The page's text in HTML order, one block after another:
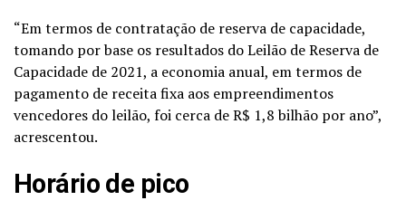
“Em termos de contratação de reserva de capacidade,
tomando por base os resultados do Leilão de Reserva de
Capacidade de 2021, a economia anual, em termos de
pagamento de receita fixa aos empreendimentos
vencedores do leilão, foi cerca de R$ 1,8 bilhão por ano”,
acrescentou.
Horário de pico